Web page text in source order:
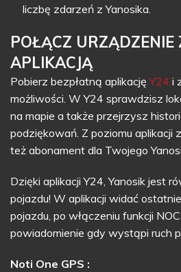
liczbę zdarzeń z Yanosika.
POŁĄCZ
APLIKACJĄ
Pobierz bezpłatną aplikacjęY24 i
możliwości. W Y24 sprawdzisz
na mapie a także przejrzysz
podziękowań. Z poziomu aplikacji
też abonament dla Twojego
Dzięki aplikacji Y24, Yanosik jest
pojazdu! W aplikacji widać
pojazdu, po włączeniu funkcji
powiadomienie gdy wystąpi ruch
Noti One GPS :